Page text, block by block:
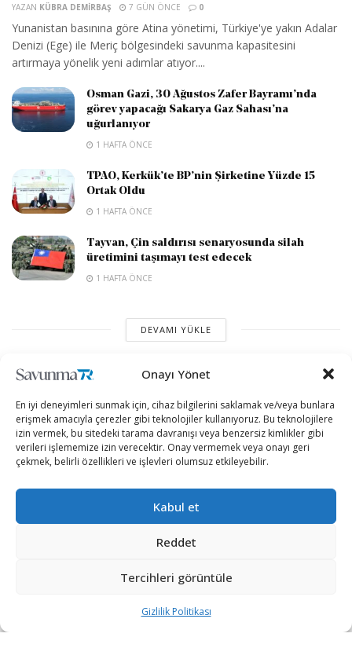
Onayı Yönet
En iyi deneyimleri sunmak için, cihaz bilgilerini saklamak ve/veya bunlara
erişmek amacıyla çerezler gibi teknolojiler kullanıyoruz. Bu teknolojilere
izin vermek, bu sitedeki tarama davranışı veya benzersiz kimlikler gibi
verileri işlememize izin verecektir. Onay vermemek veya onayı geri
çekmek, belirli özellikleri ve işlevleri olumsuz etkileyebilir.
Kabul et
Reddet
Tercihleri görüntüle
Gizlilik Politikası
YAZAN KÜBRA DEMIRBAŞ 7 GÜN ÖNCE 0
Yunanistan basınına göre Atina yönetimi, Türkiye'ye yakın Adalar
Denizi (Ege) ile Meriç bölgesindeki savunma kapasitesini
artırmaya yönelik yeni adımlar atıyor....
Osman Gazi, 30 Ağustos Zafer Bayramı’nda
görev yapacağı Sakarya Gaz Sahası’na
uğurlanıyor
1 HAFTA ÖNCE
TPAO, Kerkük’te BP’nin Şirketine Yüzde 15
Ortak Oldu
1 HAFTA ÖNCE
Tayvan, Çin saldırısı senaryosunda silah
üretimini taşımayı test edecek
1 HAFTA ÖNCE
DEVAMI YÜKLE
+90 530 308 17 96
iletisim@savunmatr.com